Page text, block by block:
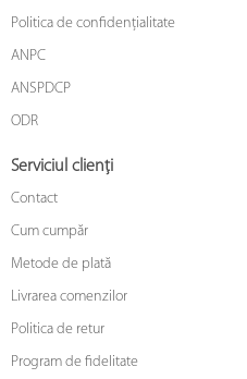
Politica de confidențialitate
ANPC
ANSPDCP
ODR
Serviciul clienți
Contact
Cum cumpăr
Metode de plată
Livrarea comenzilor
Politica de retur
Program de fidelitate